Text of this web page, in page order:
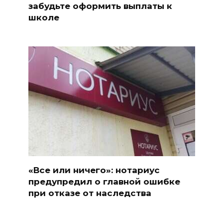
забудьте оформить выплаты к
школе
«Все или ничего»: нотариус
предупредил о главной ошибке
при отказе от наследства